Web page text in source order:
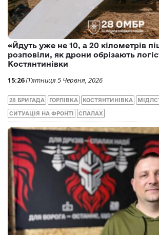
«Йдуть уже не 10, а 20 кілометрів
розповіли, як дрони обрізають
Костянтинівки
15:26П’ятниця 5 Червня, 2026
28 БРИГАДА ГОРЛІВКА КОСТЯНТИНІВКА
СИТУАЦІЯ НА ФРОНТІ СПАЛАХ